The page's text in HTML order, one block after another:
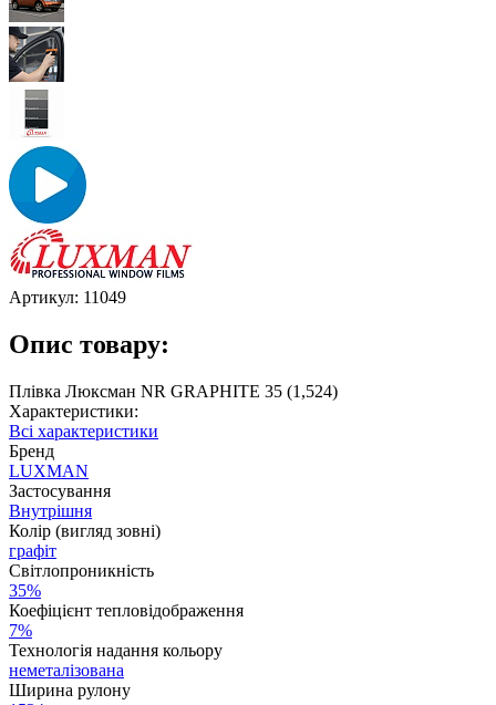
Артикул: 11049
Опис товару:
Плівка Люксман NR GRAPHITE 35 (1,524)
Характеристики:
Всі характеристики
Бренд
LUXMAN
Застосування
Внутрішня
Колір (вигляд зовні)
графіт
Світлопроникність
35%
Коефіцієнт тепловідображення
7%
Технологія надання кольору
неметалізована
Ширина рулону